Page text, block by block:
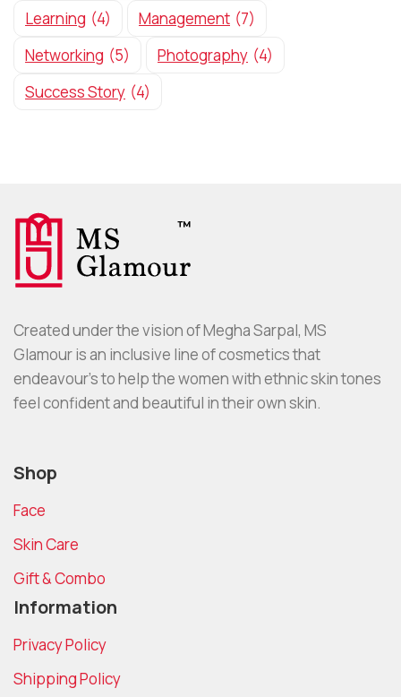
Learning (4) Management (7)
Networking (5) Photography (4)
Success Story (4)
Created under the vision of Megha Sarpal, MS
Glamour is an inclusive line of cosmetics that
endeavour’s to help the women with ethnic skin tones
feel confident and beautiful in their own skin.
Shop
Face
Skin Care
Gift & Combo
Information
Privacy Policy
Shipping Policy